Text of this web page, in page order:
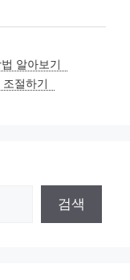
알아보기
절하기
검색